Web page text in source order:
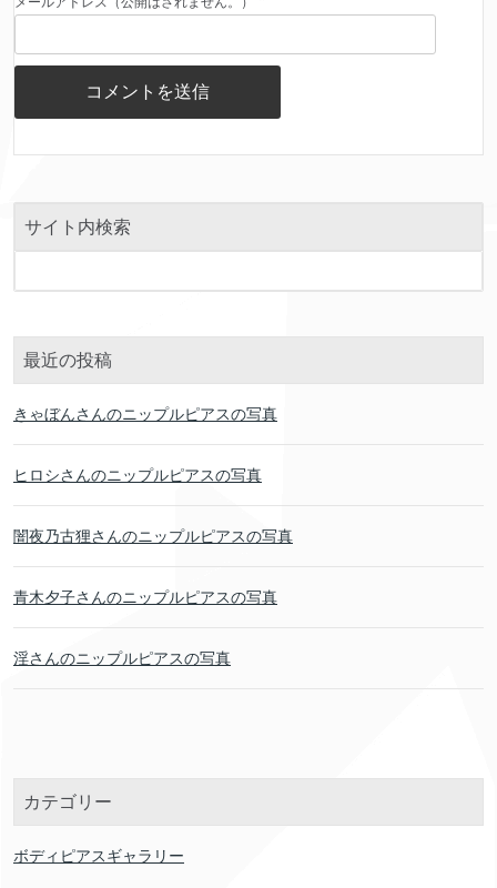
サイト内検索
最近の投稿
きゃぼんさんのニップルピアスの写真
ヒロシさんのニップルピアスの写真
闇夜乃古狸さんのニップルピアスの写真
青木夕子さんのニップルピアスの写真
淫さんのニップルピアスの写真
カテゴリー
ボディピアスギャラリー